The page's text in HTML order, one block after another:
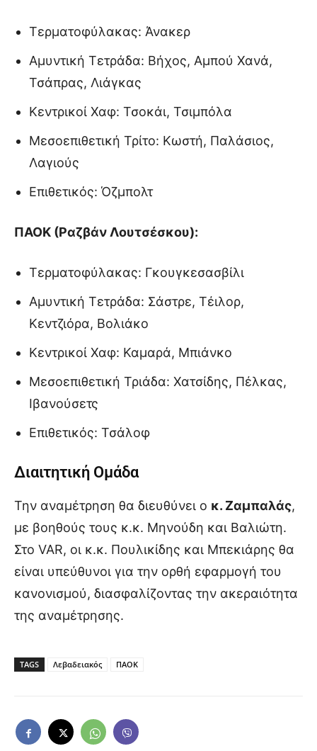
Τερματοφύλακας: Άνακερ
Αμυντική Τετράδα: Βήχος, Αμπού Χανά,
Τσάπρας, Λιάγκας
Κεντρικοί Χαφ: Τσοκάι, Τσιμπόλα
Μεσοεπιθετική Τρίτο: Κωστή, Παλάσιος,
Λαγιούς
Επιθετικός: Όζμπολτ
ΠΑΟΚ (Ραζβάν Λουτσέσκου):
Τερματοφύλακας: Γκουγκεσασβίλι
Αμυντική Τετράδα: Σάστρε, Τέιλορ,
Κεντζιόρα, Βολιάκο
Κεντρικοί Χαφ: Καμαρά, Μπιάνκο
Μεσοεπιθετική Τριάδα: Χατσίδης, Πέλκας,
Ιβανούσετς
Επιθετικός: Τσάλοφ
Διαιτητική Ομάδα
Την αναμέτρηση θα διευθύνει ο κ. Ζαμπαλάς,
με βοηθούς τους κ.κ. Μηνούδη και Βαλιώτη.
Στο VAR, οι κ.κ. Πουλικίδης και Μπεκιάρης θα
είναι υπεύθυνοι για την ορθή εφαρμογή του
κανονισμού, διασφαλίζοντας την ακεραιότητα
της αναμέτρησης.
TAGS Λεβαδειακός ΠΑΟΚ